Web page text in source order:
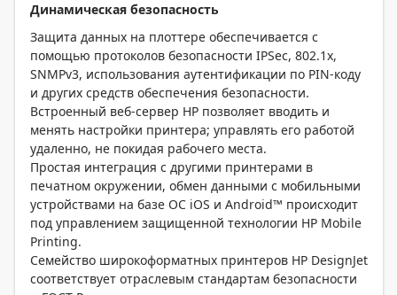
Динамическая безопасность
Защита данных на плоттере обеспечивается с
помощью протоколов безопасности IPSec, 802.1x,
SNMPv3, использования аутентификации по PIN-коду
и других средств обеспечения безопасности.
Встроенный веб-сервер HP позволяет вводить и
менять настройки принтера; управлять его работой
удаленно, не покидая рабочего места.
Простая интеграция с другими принтерами в
печатном окружении, обмен данными с мобильными
устройствами на базе ОС iOS и Android™ происходит
под управлением защищенной технологии HP Mobile
Printing.
Семейство широкоформатных принтеров HP DesignJet
соответствует отраслевым стандартам безопасности